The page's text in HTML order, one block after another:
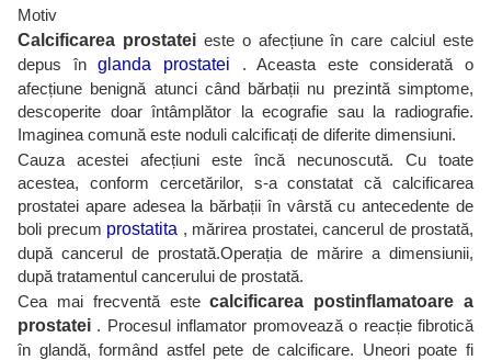
Motiv
Calcificarea prostateieste o afecțiune în care calciul este
depus înglanda prostatei . Aceasta este considerată o
afecțiune benignă atunci când bărbații nu prezintă simptome,
descoperite doar întâmplător la ecografie sau la radiografie.
Imaginea comună este noduli calcificați de diferite dimensiuni.
Cauza acestei afecțiuni este încă necunoscută. Cu toate
acestea, conform cercetărilor, s-a constatat că calcificarea
prostatei apare adesea la bărbații în vârstă cu antecedente de
boli precum prostatita , mărirea prostatei, cancerul de prostată,
după cancerul de prostată.Operația de mărire a dimensiunii,
după tratamentul cancerului de prostată.
Cea mai frecventă estecalcificarea postinflamatoare a
prostatei . Procesul inflamator promovează o reacție fibrotică
în glandă, formând astfel pete de calcificare. Uneori poate fi